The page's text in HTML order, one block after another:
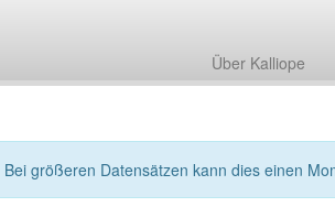
Über Kalliope
Bei größeren Datensätzen kann dies einen